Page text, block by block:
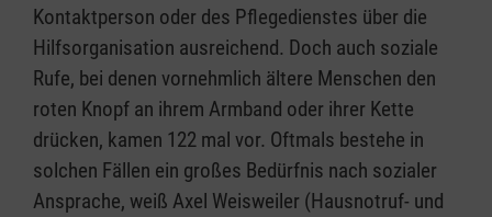
Kontaktperson oder des Pflegedienstes über die
Hilfsorganisation ausreichend. Doch auch soziale
Rufe, bei denen vornehmlich ältere Menschen den
roten Knopf an ihrem Armband oder ihrer Kette
drücken, kamen 122 mal vor. Oftmals bestehe in
solchen Fällen ein großes Bedürfnis nach sozialer
Ansprache, weiß Axel Weisweiler (Hausnotruf- und